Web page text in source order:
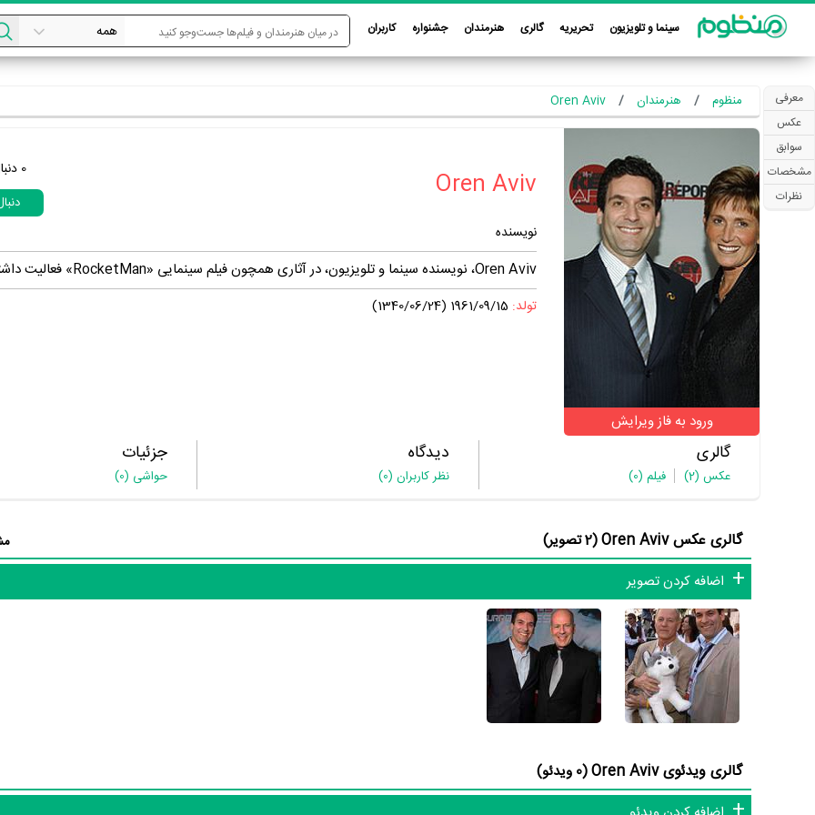
سینما و تلویزیون تحریریه گالری هنرمندان جشنواره کاربران
معرفی
عکس
سوابق
مشخصات
نظرات
منظوم هنرمندان Oren Aviv
ورود به فاز ویرایش
0
نویسنده
Oren Aviv، نویسنده سینما و تلویزیون، در آثاری همچون فیلم سینمایی «RocketMan» فعالیت داشته است.
تولد:
گالری
عکس (2) فیلم (0)
دیدگاه
نظر کاربران (0)
جزئیات
حواشی (0)
گالری عکس Oren Aviv (2 تصویر)
اضافه کردن تصویر
گالری ویدئوی Oren Aviv
(0 ویدئو)